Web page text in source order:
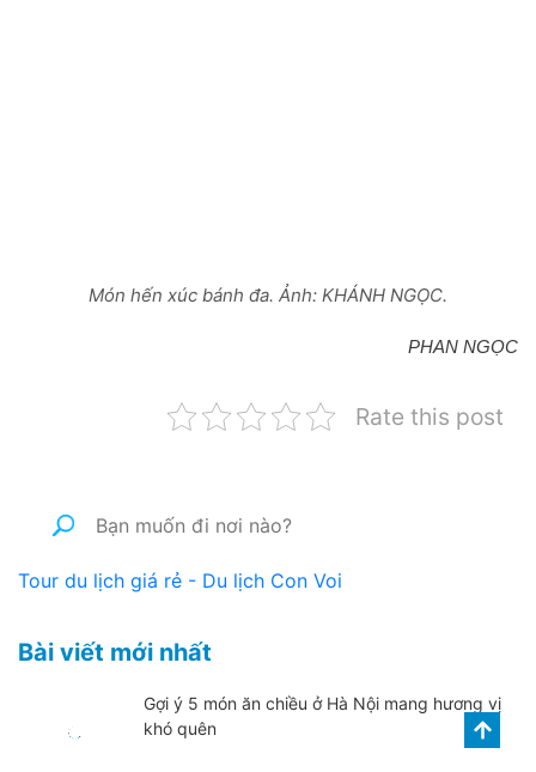
Món hến xúc bánh đa. Ảnh: KHÁNH NGỌC.
PHAN NGỌC
Rate this post
Tour du lịch giá rẻ - Du lịch Con Voi
Bài viết mới nhất
Gợi ý 5 món ăn chiều ở Hà Nội mang hương vị
khó quên